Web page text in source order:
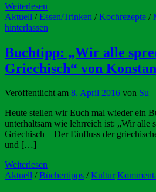
Weiterlesen
Aktuell /Essen/Trinken /Kochrezepte /
hinterlassen
Buchtipp: „Wir alle
Griechisch“ von
Veröffentlicht am 8. April 2016 von Su
Heute stellen wir Euch mal wieder ein
unterhaltsam wie lehrreich ist: „Wir alle
Griechisch – Der Einfluss der
und […]
Weiterlesen
Aktuell /Büchertipps /Kultur